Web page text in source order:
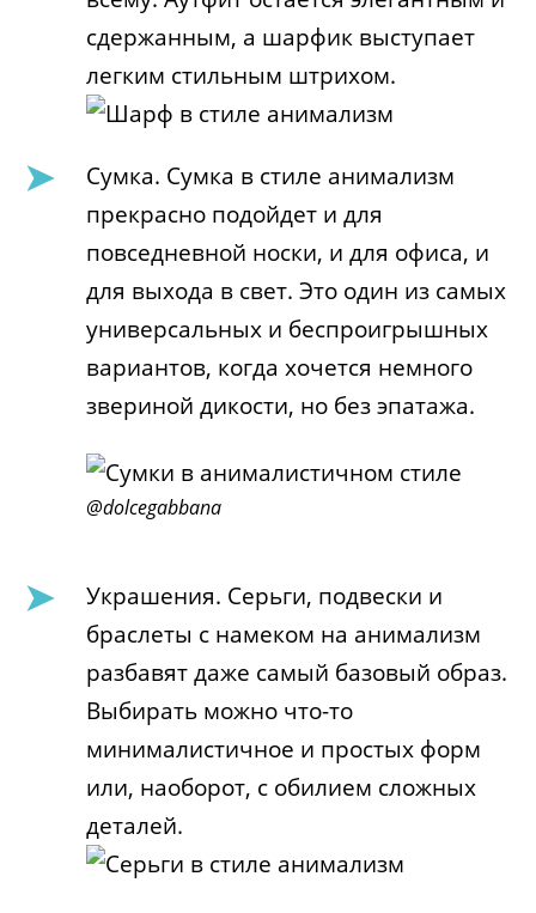
сдержанным, а шарфик выступает
легким стильным штрихом.
Сумка. Сумка в стиле анимализм
прекрасно подойдет и для
повседневной носки, и для офиса, и
для выхода в свет. Это один из самых
универсальных и беспроигрышных
вариантов, когда хочется немного
звериной дикости, но без эпатажа.
@dolcegabbana
Украшения. Серьги, подвески и
браслеты с намеком на анимализм
разбавят даже самый базовый образ.
Выбирать можно что-то
минималистичное и простых форм
или, наоборот, с обилием сложных
деталей.